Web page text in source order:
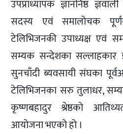
उपप्राध्यापक ज्ञाननिष्ठ
सदस्य एवं समालोचक
टेलिभिजनकी उपाध्यक्ष एवं
सम्यक सन्देशका सल्लाहकार
सुनचाँदी ब्यवसायी संघका
टेलिभिजनका सरु तुलाधर,
कृष्णबहादुर श्रेष्ठको
आयोजना भएको हो ।